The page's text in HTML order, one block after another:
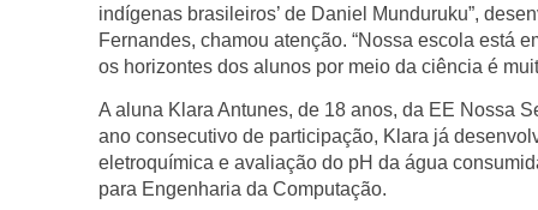
indígenas brasileiros’ de Daniel Munduruku”,
Fernandes, chamou atenção. “Nossa escola está
os horizontes dos alunos por meio da ciência é
A aluna Klara Antunes, de 18 anos, da EE Nossa
ano consecutivo de participação, Klara já
eletroquímica e avaliação do pH da água
para Engenharia da Computação.